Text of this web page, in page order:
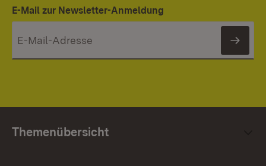
E-Mail zur Newsletter-Anmeldung
Themenübersicht